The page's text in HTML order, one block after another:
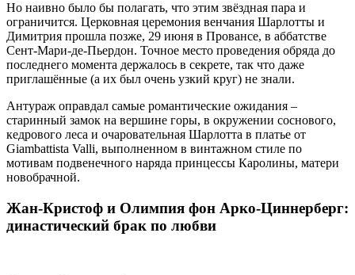
Но наивно было бы полагать, что этим звёздная пара и
ограничится. Церковная церемония венчания Шарлотты и
Димитрия прошла позже, 29 июня в Провансе, в аббатстве
Сент-Мари-де-Пьердон. Точное место проведения обряда до
последнего момента держалось в секрете, так что даже
приглашённые (а их был очень узкий круг) не знали.
Антураж оправдал самые романтические ожидания –
старинный замок на вершине горы, в окружении соснового,
кедрового леса и очаровательная Шарлотта в платье от
Giambattista Valli, выполненном в винтажном стиле по
мотивам подвенечного наряда принцессы Каролины, матери
новобрачной.
Жан-Кристоф и Олимпия фон Арко-Циннерберг:
династический брак по любви